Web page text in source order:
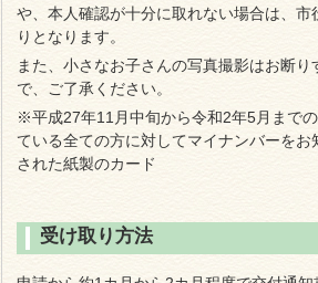
や、本人確認が十分に取れない場合は、市
りとなります。
また、小さなお子さんの写真撮影はお断
で、ご了承ください。
※平成27年11月中旬から令和2年5月まで
ている全ての方に対してマイナンバーを
された紙製のカード
受け取り方法